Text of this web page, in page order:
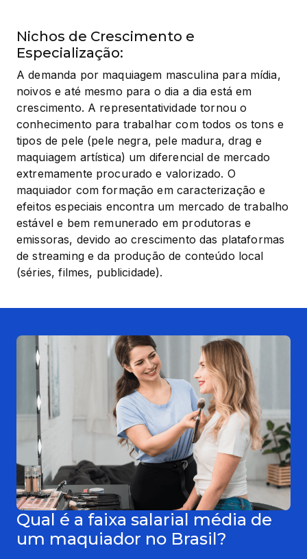
Nichos de Crescimento e
Especialização:
A demanda por maquiagem masculina para mídia,
noivos e até mesmo para o dia a dia está em
crescimento. A representatividade tornou o
conhecimento para trabalhar com todos os tons e
tipos de pele (pele negra, pele madura, drag e
maquiagem artística) um diferencial de mercado
extremamente procurado e valorizado. O
maquiador com formação em caracterização e
efeitos especiais encontra um mercado de trabalho
estável e bem remunerado em produtoras e
emissoras, devido ao crescimento das plataformas
de streaming e da produção de conteúdo local
(séries, filmes, publicidade).
Qual é a faixa salarial média de
um maquiador no Brasil?